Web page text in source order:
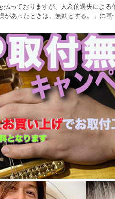
っておりますが、人為的過失による
あったときは、無効とする。」に基